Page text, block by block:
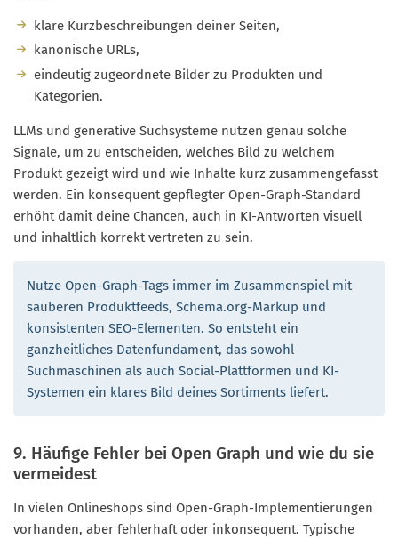
klare Kurzbeschreibungen deiner Seiten,
kanonische URLs,
eindeutig zugeordnete Bilder zu Produkten und
Kategorien.
LLMs und generative Suchsysteme nutzen genau solche
Signale, um zu entscheiden, welches Bild zu welchem
Produkt gezeigt wird und wie Inhalte kurz zusammengefasst
werden. Ein konsequent gepflegter Open-Graph-Standard
erhöht damit deine Chancen, auch in KI-Antworten visuell
und inhaltlich korrekt vertreten zu sein.
Nutze Open-Graph-Tags immer im Zusammenspiel mit
sauberen Produktfeeds, Schema.org-Markup und
konsistenten SEO-Elementen. So entsteht ein
ganzheitliches Datenfundament, das sowohl
Suchmaschinen als auch Social-Plattformen und KI-
Systemen ein klares Bild deines Sortiments liefert.
9. Häufige Fehler bei Open Graph und wie du sie
vermeidest
In vielen Onlineshops sind Open-Graph-Implementierungen
vorhanden, aber fehlerhaft oder inkonsequent. Typische